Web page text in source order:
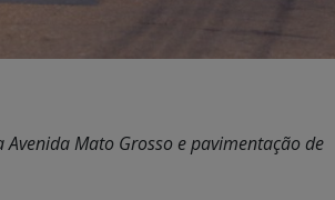
Mato Grosso e pavimentação de